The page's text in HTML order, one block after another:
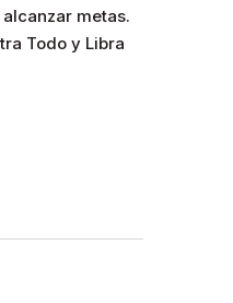
metas.
Todo y Libra